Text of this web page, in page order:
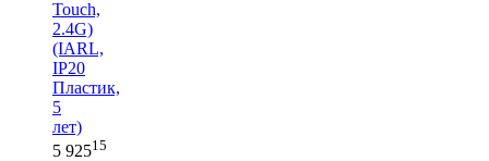
Touch,
2.4G)
(IARL,
IP20
Пластик,
5
лет)
5 92515